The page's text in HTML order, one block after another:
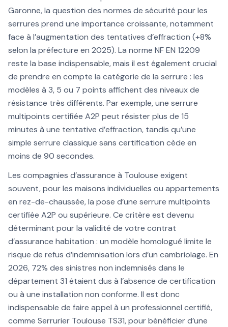
Garonne, la question des normes de sécurité pour les
serrures prend une importance croissante, notamment
face à l’augmentation des tentatives d’effraction (+8%
selon la préfecture en 2025). La norme NF EN 12209
reste la base indispensable, mais il est également crucial
de prendre en compte la catégorie de la serrure : les
modèles à 3, 5 ou 7 points affichent des niveaux de
résistance très différents. Par exemple, une serrure
multipoints certifiée A2P peut résister plus de 15
minutes à une tentative d’effraction, tandis qu’une
simple serrure classique sans certification cède en
moins de 90 secondes.
Les compagnies d’assurance à Toulouse exigent
souvent, pour les maisons individuelles ou appartements
en rez-de-chaussée, la pose d’une serrure multipoints
certifiée A2P ou supérieure. Ce critère est devenu
déterminant pour la validité de votre contrat
d’assurance habitation : un modèle homologué limite le
risque de refus d’indemnisation lors d’un cambriolage. En
2026, 72% des sinistres non indemnisés dans le
département 31 étaient dus à l’absence de certification
ou à une installation non conforme. Il est donc
indispensable de faire appel à un professionnel certifié,
comme Serrurier Toulouse TS31, pour bénéficier d’une